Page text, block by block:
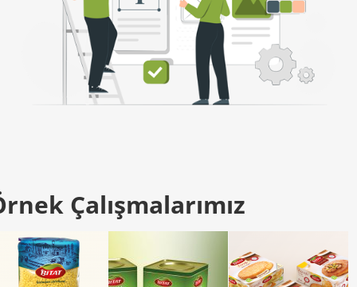
Çalışmalarımız